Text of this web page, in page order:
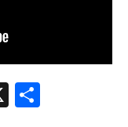
X